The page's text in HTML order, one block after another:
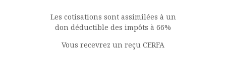
Les cotisations sont assimilées à un
don déductible des impôts à 66%
Vous recevrez un reçu CERFA